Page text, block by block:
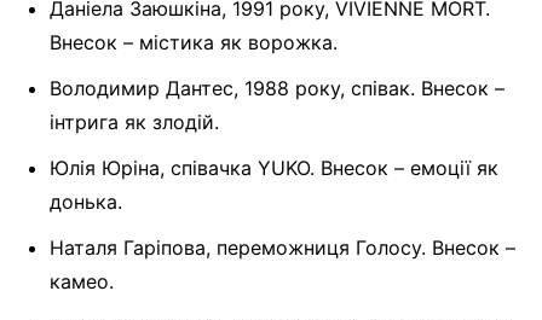
Даніела Заюшкіна, 1991 року, VIVIENNE MORT.
Внесок – містика як ворожка.
Володимир Дантес, 1988 року, співак. Внесок –
інтрига як злодій.
Юлія Юріна, співачка YUKO. Внесок – емоції як
донька.
Наталя Гаріпова, переможниця Голосу. Внесок –
камео.